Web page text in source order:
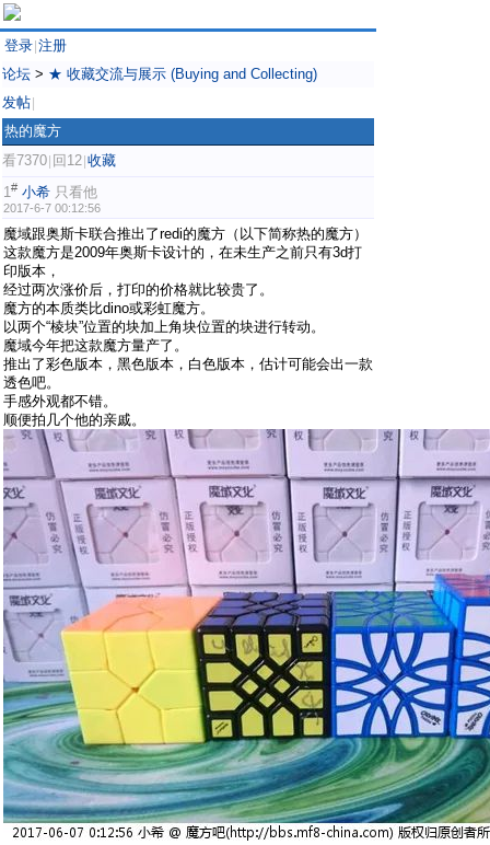
登录 注册
论坛 > ★ 收藏交流与展示 (Buying and Collecting)
发帖
热的魔方
看7370 回12 收藏
1# 小希 只看他
2017-6-7 00:12:56
魔域跟奥斯卡联合推出了redi的魔方（以下简称热的魔方）
这款魔方是2009年奥斯卡设计的，在未生产之前只有3d打
印版本，
经过两次涨价后，打印的价格就比较贵了。
魔方的本质类比dino或彩虹魔方。
以两个“棱块”位置的块加上角块位置的块进行转动。
魔域今年把这款魔方量产了。
推出了彩色版本，黑色版本，白色版本，估计可能会出一款
透色吧。
手感外观都不错。
顺便拍几个他的亲戚。